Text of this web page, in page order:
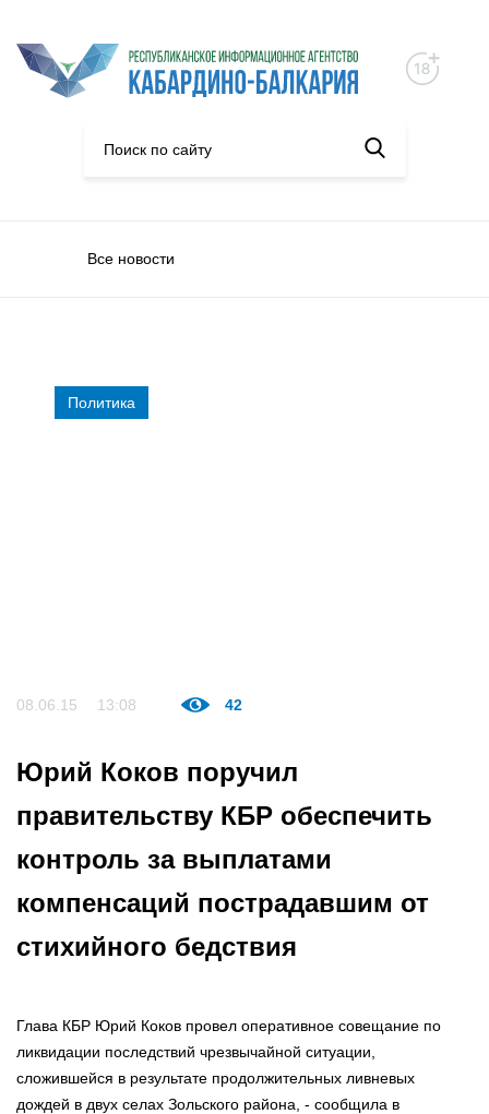
Все новости
Политика
08.06.15 13:08 42
Юрий Коков поручил
правительству КБР обеспечить
контроль за выплатами
компенсаций пострадавшим от
стихийного бедствия
Глава КБР Юрий Коков провел оперативное совещание по
ликвидации последствий чрезвычайной ситуации,
сложившейся в результате продолжительных ливневых
дождей в двух селах Зольского района, - сообщила в